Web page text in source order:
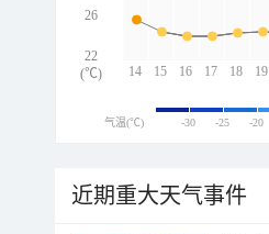
14 15 16 17 18 19
26
22
(℃)
气温(℃) -30 -25 -20
近期重大天气事件